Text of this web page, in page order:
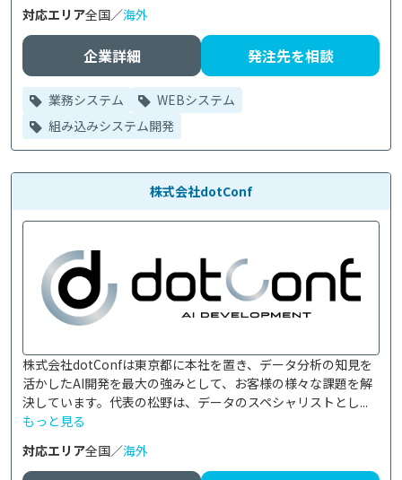
対応エリア全国／海外
企業詳細 発注先を相談
業務システム
WEBシステム
組み込みシステム開発
株式会社dotConf
株式会社dotConfは東京都に本社を置き、データ分析の知見を
活かしたAI開発を最大の強みとして、お客様の様々な課題を解
決しています。代表の松野は、データのスペシャリストとし...
もっと見る
対応エリア全国／海外